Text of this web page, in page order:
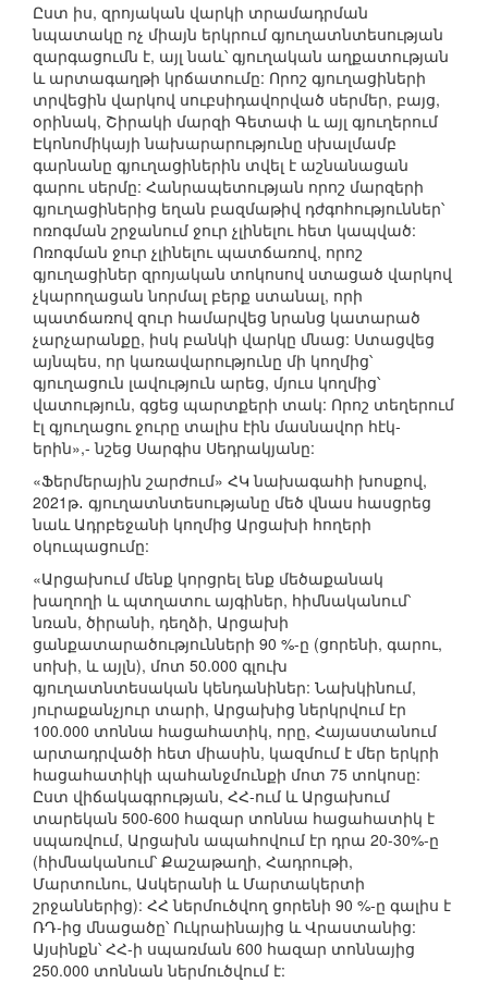
Ըստ իս, զրոյական վարկի տրամադրման
նպատակը ոչ միայն երկրում գյուղատնտեսության
զարգացումն է, այլ նաև՝ գյուղական աղքատության
և արտագաղթի կրճատումը: Որոշ գյուղացիների
տրվեցին վարկով սուբսիդավորված սերմեր, բայց,
օրինակ, Շիրակի մարզի Գետափ և այլ գյուղերում
Էկոնոմիկայի նախարարությունը սխալմամբ
գարնանը գյուղացիներին տվել է աշնանացան
գարու սերմը: Հանրապետության որոշ մարզերի
գյուղացիներից եղան բազմաթիվ դժգոհություններ՝
ոռոգման շրջանում ջուր չլինելու հետ կապված:
Ոռոգման ջուր չլինելու պատճառով, որոշ
գյուղացիներ զրոյական տոկոսով ստացած վարկով
չկարողացան նորմալ բերք ստանալ, որի
պատճառով զուր համարվեց նրանց կատարած
չարչարանքը, իսկ բանկի վարկը մնաց: Ստացվեց
այնպես, որ կառավարությունը մի կողմից՝
գյուղացուն լավություն արեց, մյուս կողմից՝
վատություն, գցեց պարտքերի տակ: Որոշ տեղերում
էլ գյուղացու ջուրը տալիս էին մասնավոր հէկ-
երին»,- նշեց Սարգիս Սեդրակյանը:
«Ֆերմերային շարժում» ՀԿ նախագահի խոսքով,
2021թ․ գյուղատնտեսությանը մեծ վնաս հասցրեց
նաև Ադրբեջանի կողմից Արցախի հողերի
օկուպացումը:
«Արցախում մենք կորցրել ենք մեծաքանակ
խաղողի և պտղատու այգիներ, հիմնականում՝
նռան, ծիրանի, դեղձի, Արցախի
ցանքատարածությունների 90 %-ը (ցորենի, գարու,
սոխի, և այլն), մոտ 50.000 գլուխ
գյուղատնտեսական կենդանիներ: Նախկինում,
յուրաքանչյուր տարի, Արցախից ներկրվում էր
100.000 տոննա հացահատիկ, որը, Հայաստանում
արտադրվածի հետ միասին, կազմում է մեր երկրի
հացահատիկի պահանջմունքի մոտ 75 տոկոսը:
Ըստ վիճակագրության, ՀՀ-ում և Արցախում
տարեկան 500-600 հազար տոննա հացահատիկ է
սպառվում, Արցախն ապահովում էր դրա 20-30%-ը
(հիմնականում՝ Քաշաթաղի, Հադրութի,
Մարտունու, Ասկերանի և Մարտակերտի
շրջաններից): ՀՀ ներմուծվող ցորենի 90 %-ը գալիս է
ՌԴ-ից մնացածը՝ Ուկրաինայից և Վրաստանից:
Այսինքն՝ ՀՀ-ի սպառման 600 հազար տոննայից
250.000 տոննան ներմուծվում է: